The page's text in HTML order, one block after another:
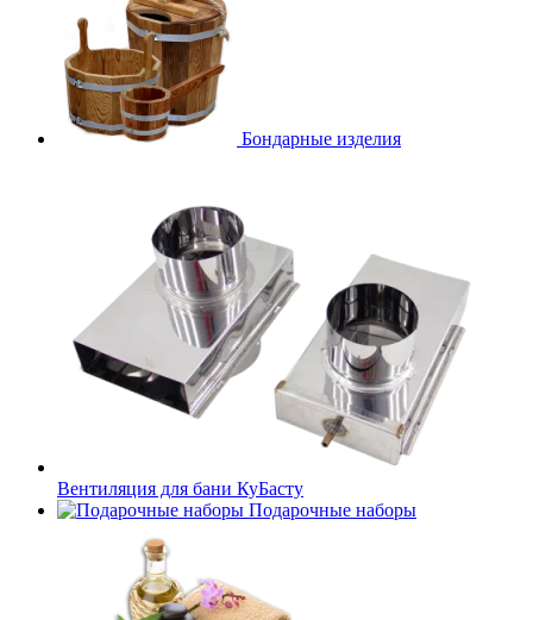
Бондарные изделия
Вентиляция для бани КуБасту
Подарочные наборы